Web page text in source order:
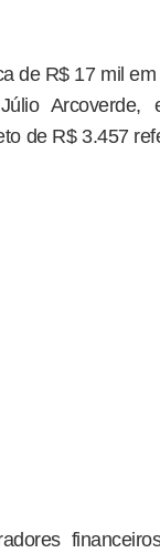
de R$ 17 mil
Arcoverde,
de R$ 3.457